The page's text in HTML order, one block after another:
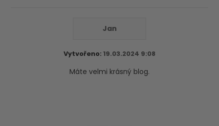
Jan
Vytvořeno: 19.03.2024 9:08
Máte velmi krásný blog.